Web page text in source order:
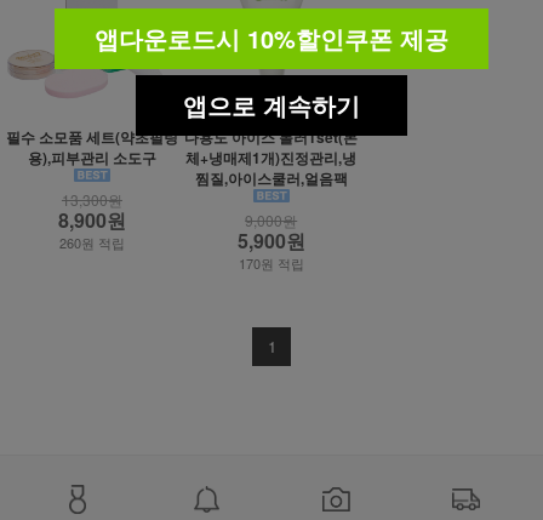
필수 소모품 세트(약초필링
용),피부관리 소도구
13,300원
8,900원
260원 적립
다용도 아이스 롤러1set(본
체+냉매제1개)진정관리,냉
찜질,아이스쿨러,얼음팩
9,000원
5,900원
170원 적립
1
앱다운로드시 10%할인쿠폰 제공
앱으로 계속하기